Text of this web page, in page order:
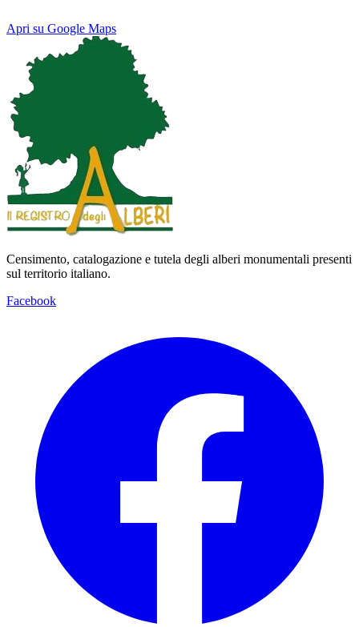
Apri su Google Maps
Map Satellite
Keyboard shortcuts
Censimento, catalogazione e tutela degli alberi monumentali presenti
sul territorio italiano.
Facebook